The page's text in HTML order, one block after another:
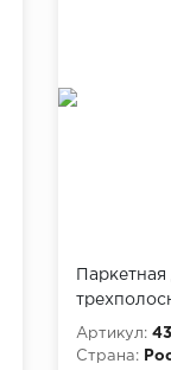
Артикул:
Страна: